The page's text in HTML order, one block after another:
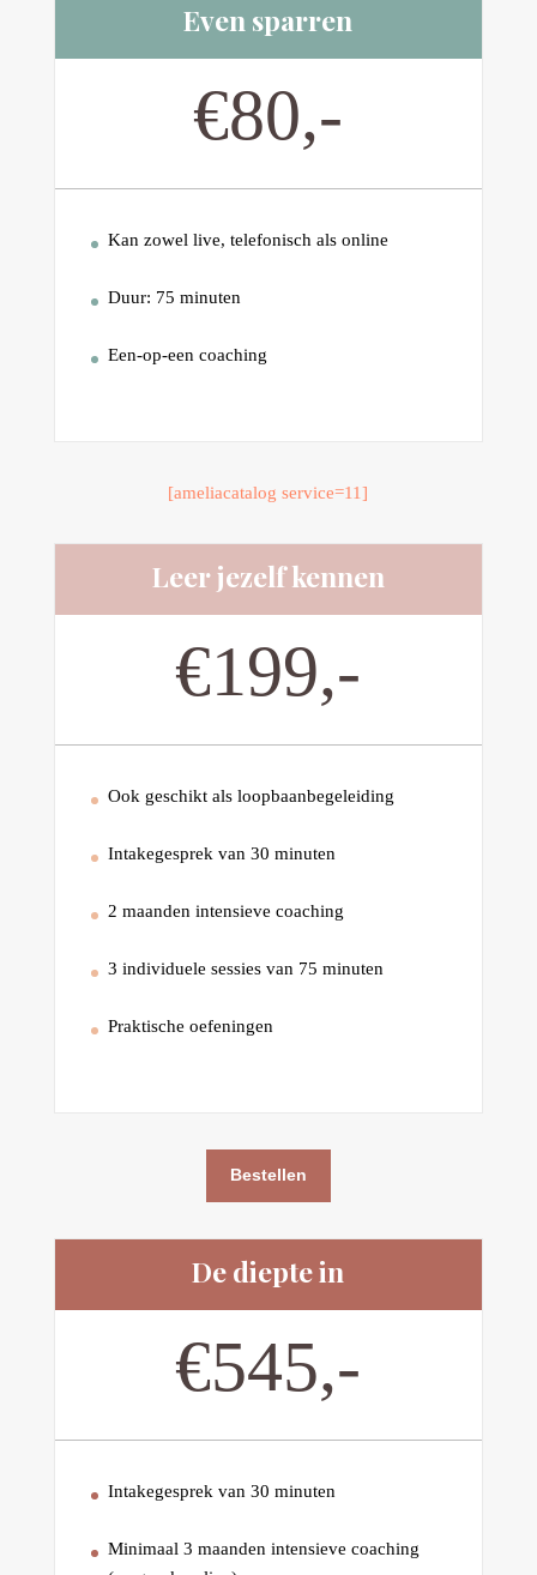
Even sparren
€80,-
Kan zowel live, telefonisch als online
Duur: 75 minuten
Een-op-een coaching
[ameliacatalog service=11]
Leer jezelf kennen
€199,-
Ook geschikt als loopbaanbegeleiding
Intakegesprek van 30 minuten
2 maanden intensieve coaching
3 individuele sessies van 75 minuten
Praktische oefeningen
Bestellen
r
n
i
De diepte in
€545,-
Intakegesprek van 30 minuten
Minimaal 3 maanden intensieve coaching